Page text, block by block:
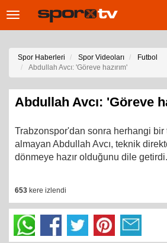
Toggle
Spor Haberleri Spor Videoları
Futbol
Abdullah Avcı: 'Göreve hazırım'
Abdullah Avcı: 'Göreve
Trabzonspor'dan sonra herhangi bir
almayan Abdullah Avcı, teknik
dönmeye hazır olduğunu dile getirdi.
653 kere izlendi